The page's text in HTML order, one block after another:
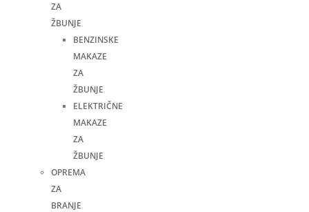
ZA
ŽBUNJE
BENZINSKE
MAKAZE
ZA
ŽBUNJE
ELEKTRIČNE
MAKAZE
ZA
ŽBUNJE
OPREMA
ZA
BRANJE